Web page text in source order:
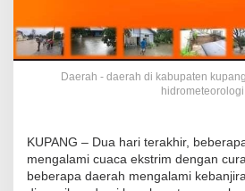
Daerah - daerah di kabupaten
KUPANG – Dua hari terakhir,
mengalami cuaca ekstrim dengan
beberapa daerah mengalami